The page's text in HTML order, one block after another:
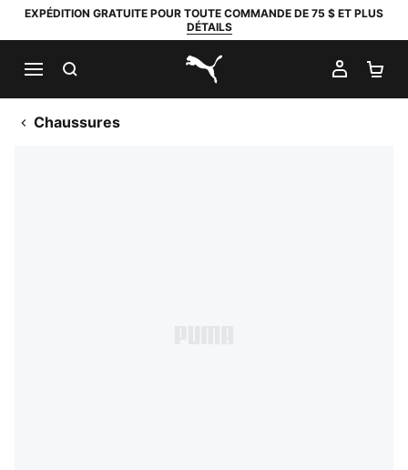
EXPÉDITION GRATUITE POUR TOUTE COMMANDE DE 75 $ ET PLUS
DÉTAILS
PUMA.com
MON
Chaussures